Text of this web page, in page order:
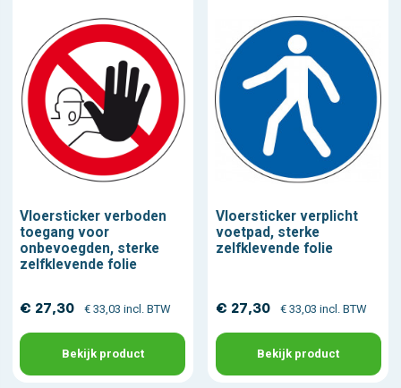
Vloersticker verboden
toegang voor
onbevoegden, sterke
zelfklevende folie
€ 27,30 € 33,03 incl. BTW
Bekijk product
Vloersticker verplicht
voetpad, sterke
zelfklevende folie
€ 27,30 € 33,03 incl. BTW
Bekijk product